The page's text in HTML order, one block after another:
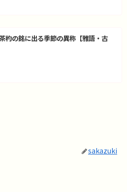
杓の銘に出る季節の異称【雅語・古
sakazuki